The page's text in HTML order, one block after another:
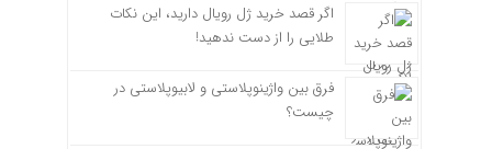
اگر قصد خرید ژل رویال دارید، این نکات
طلایی را از دست ندهید!
فرق بین واژینوپلاستی و لابیوپلاستی در
چیست؟